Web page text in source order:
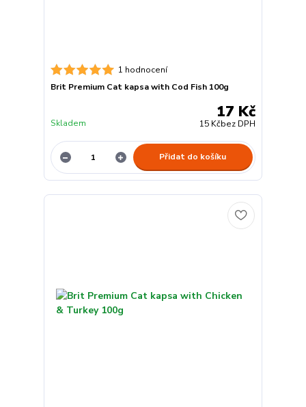
1 hodnocení
Brit Premium Cat kapsa with Cod Fish 100g
17 Kč
15 Kčbez DPH
Skladem
Přidat do košíku